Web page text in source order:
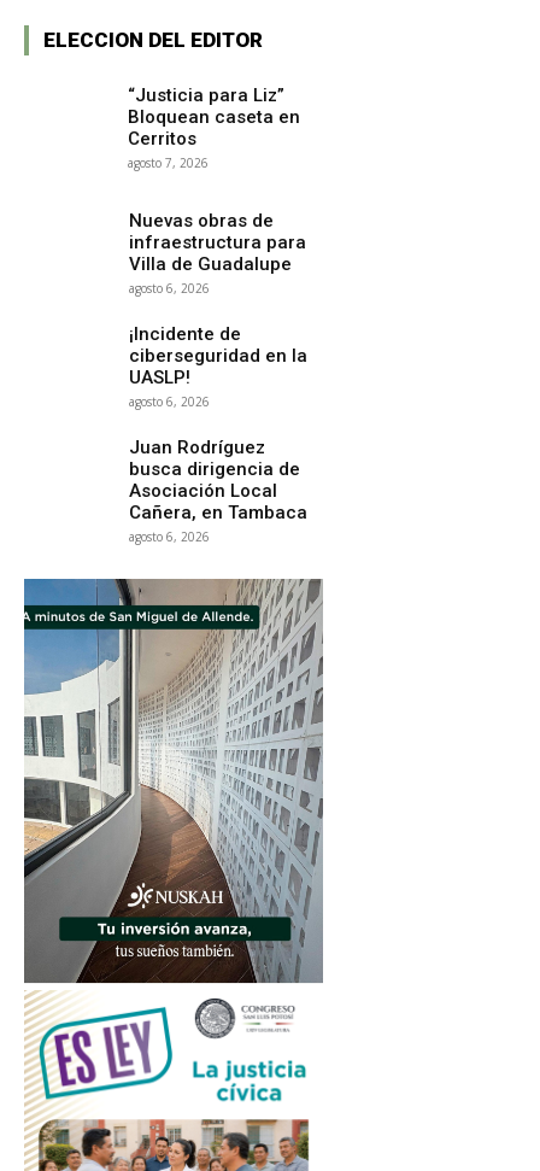
ELECCION DEL EDITOR
“Justicia para Liz”
Bloquean caseta en
Cerritos
agosto 7, 2026
Nuevas obras de
infraestructura para
Villa de Guadalupe
agosto 6, 2026
¡Incidente de
ciberseguridad en la
UASLP!
agosto 6, 2026
Juan Rodríguez
busca dirigencia de
Asociación Local
Cañera, en Tambaca
agosto 6, 2026